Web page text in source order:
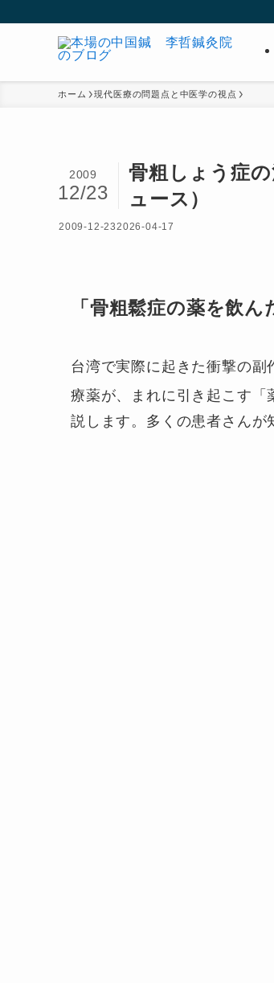
ホーム 現代医療の問題点と中医学の視点
骨粗しょう症
ュース）
2009
12/23
2009-12-232026-04-17
「骨粗鬆症の薬を飲
台湾で実際に起きた衝撃の
療薬が、まれに引き起こす「
説します。多くの患者さんが